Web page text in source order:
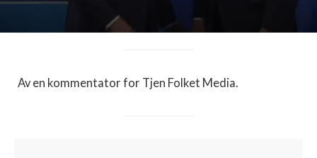
Av en kommentator for Tjen Folket Media.